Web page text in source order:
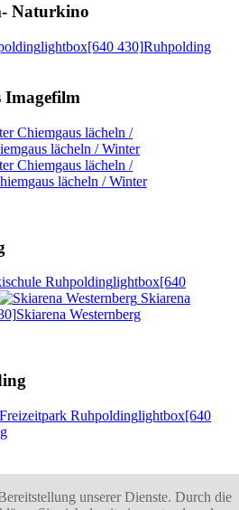
Naturkino
lightbox[640 430]Ruhpolding
Imagefilm
Chiemgaus lächeln /
lächeln / Winter
Chiemgaus lächeln /
lächeln / Winter
Ruhpoldinglightbox[640
Skiarena
Skiarena Westernberg
Freizeitpark Ruhpoldinglightbox[640
unserer Dienste. Durch die